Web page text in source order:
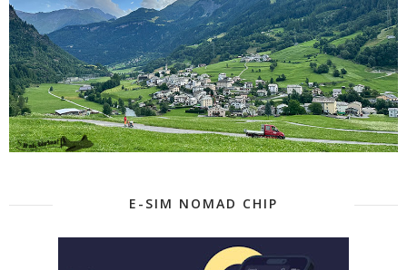
E-SIM NOMAD CHIP